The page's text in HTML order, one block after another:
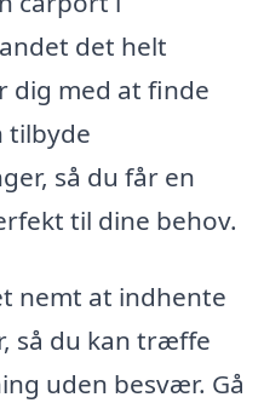
det helt
dig med at finde
tilbyde
så du får en
til dine behov.
nemt at indhente
så du kan træffe
uden besvær. Gå